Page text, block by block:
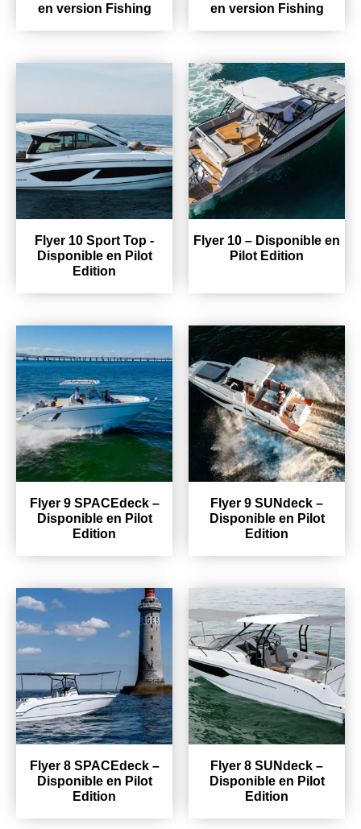
en version Fishing
en version Fishing
Flyer 10 Sport Top -
Disponible en Pilot
Edition
Flyer 10 – Disponible en
Pilot Edition
Flyer 9 SPACEdeck –
Disponible en Pilot
Edition
Flyer 9 SUNdeck –
Disponible en Pilot
Edition
Flyer 8 SPACEdeck –
Disponible en Pilot
Edition
Flyer 8 SUNdeck –
Disponible en Pilot
Edition